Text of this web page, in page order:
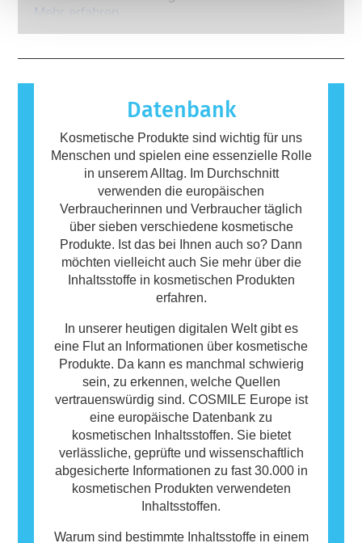
gesetzlich verpflichtet sind, decken alle
auf, wenn das Immunsystem einer Person auf
Körperpflegeprodukte können Inhaltsstoffe
enthalten, die bei manchen Menschen eine
Allergie auslösen können. Das bedeutet
jedoch nicht, dass das Produkt für andere
Personen nicht sicher ist.
Mehr erfahren
Datenbank
Kosmetische Produkte sind wichtig für uns
Menschen und spielen eine essenzielle Rolle
in unserem Alltag. Im Durchschnitt
verwenden die europäischen
Verbraucherinnen und Verbraucher täglich
über sieben verschiedene kosmetische
Produkte. Ist das bei Ihnen auch so? Dann
möchten vielleicht auch Sie mehr über die
Inhaltsstoffe in kosmetischen Produkten
erfahren.
In unserer heutigen digitalen Welt gibt es
eine Flut an Informationen über kosmetische
Produkte. Da kann es manchmal schwierig
sein, zu erkennen, welche Quellen
vertrauenswürdig sind. COSMILE Europe ist
eine europäische Datenbank zu
kosmetischen Inhaltsstoffen. Sie bietet
verlässliche, geprüfte und wissenschaftlich
abgesicherte Informationen zu fast 30.000 in
kosmetischen Produkten verwendeten
Inhaltsstoffen.
Warum sind bestimmte Inhaltsstoffe in einem